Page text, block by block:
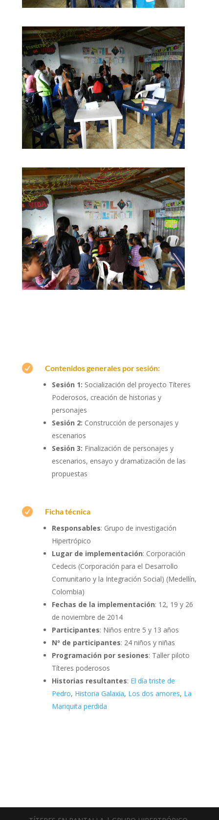

Contenidos generales por sesión:
Sesión 1: Socialización del proyecto Títeres
Poderosos, creación de historias y
personajes
Sesión 2: Construcción de personajes y
escenarios
Sesión 3: Finalización de personajes y
escenarios, ensayo y dramatización de las
propuestas

Ficha técnica
Responsables: Grupo de investigación
Hipertrópico
Lugar de implementación: Corporación
Cedecis (Corporación para el Desarrollo
Comunitario y la Integración Social) (Medellín,
Colombia)
Fechas de la implementación: 12, 19 y 26
de noviembre de 2014
Participantes: Niños entre 5 y 13 años
Nº de participantes: 24 niños y niñas
Programación por sesiones: Taller piloto
Títeres poderosos
Historias resultantes: El día triste de
Pedro, Historia Galaxia, Los dos amores, La
Mariquita perdida